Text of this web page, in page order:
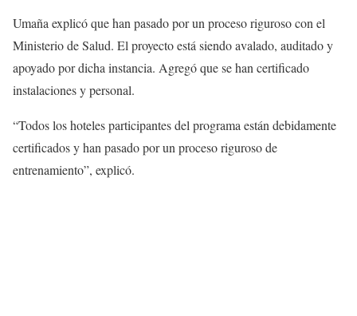
Umaña explicó que han pasado por un proceso riguroso con el
Ministerio de Salud. El proyecto está siendo avalado, auditado y
apoyado por dicha instancia. Agregó que se han certificado
instalaciones y personal.
“Todos los hoteles participantes del programa están debidamente
certificados y han pasado por un proceso riguroso de
entrenamiento”, explicó.